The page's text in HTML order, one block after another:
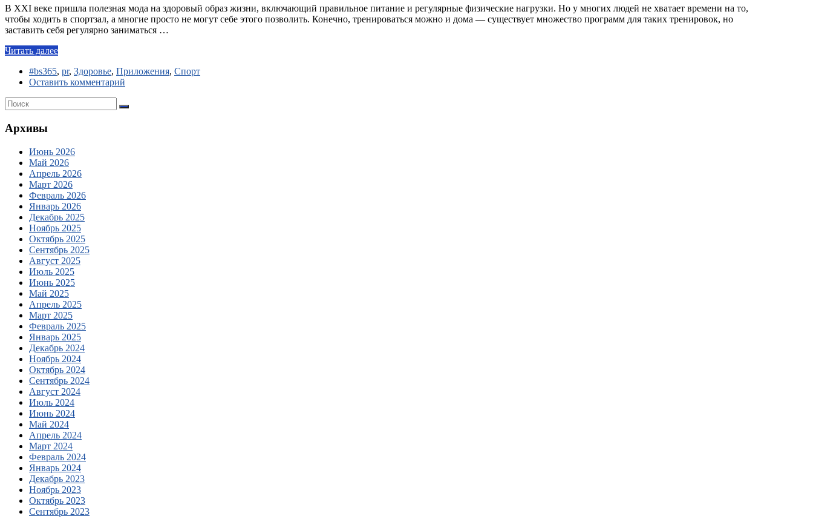
В XXI веке пришла полезная мода на здоровый образ жизни, включающий правильное питание и регулярные физические нагрузки. Но у многих людей не хватает времени на то,
чтобы ходить в спортзал, а многие просто не могут себе этого позволить. Конечно, тренироваться можно и дома — существует множество программ для таких тренировок, но
заставить себя регулярно заниматься …
Читать далее
#bs365, pr, Здоровье, Приложения, Спорт
Оставить комментарий
Архивы
Июнь 2026
Май 2026
Апрель 2026
Март 2026
Февраль 2026
Январь 2026
Декабрь 2025
Ноябрь 2025
Октябрь 2025
Сентябрь 2025
Август 2025
Июль 2025
Июнь 2025
Май 2025
Апрель 2025
Март 2025
Февраль 2025
Январь 2025
Декабрь 2024
Ноябрь 2024
Октябрь 2024
Сентябрь 2024
Август 2024
Июль 2024
Июнь 2024
Май 2024
Апрель 2024
Март 2024
Февраль 2024
Январь 2024
Декабрь 2023
Ноябрь 2023
Октябрь 2023
Сентябрь 2023